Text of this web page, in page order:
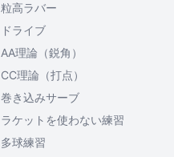
粒高ラバー
ドライブ
AA理論（鋭角）
CC理論（打点）
巻き込みサーブ
ラケットを使わない練習
多球練習